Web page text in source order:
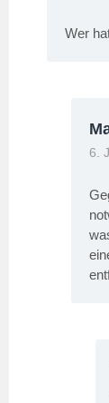
Wer
6.